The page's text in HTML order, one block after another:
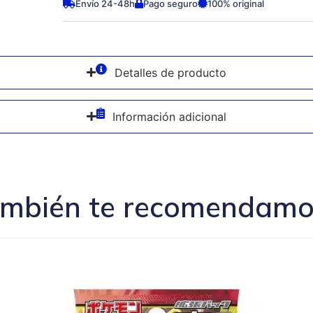
Envío 24-48h Pago seguro 100% original
Detalles de producto
Información adicional
te